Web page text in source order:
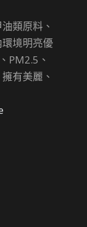
類原料、
境明亮優
PM2.5、
有美麗、